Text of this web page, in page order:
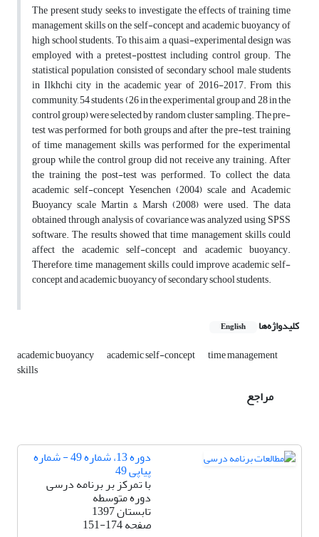
The present study seeks to investigate the effects of training time
management skills on the self-concept and academic buoyancy of
high school students. To this aim, a quasi-experimental design was
employed with a pretest-posttest including control group. The
statistical population consisted of secondary school male students
in Ilkhchi city in the academic year of 2016-2017. From this
community, 54 students (26 in the experimental group and 28 in the
control group) were selected by random cluster sampling. The pre-
test was performed for both groups and after the pre-test, training
of time management skills was performed for the experimental
group while the control group did not receive any training. After
the training the post-test was performed. To collect the data,
academic self-concept Yesenchen (2004) scale and Academic
Buoyancy scale Martin & Marsh (2008) were used. The data
obtained through analysis of covariance was analyzed using SPSS
software. The results showed that time management skills could
affect the academic self-concept and academic buoyancy.
Therefore, time management skills could improve academic self-
concept and academic buoyancy of secondary school students.
کلیدواژه‌ها English
academic buoyancy academic self-concept time management
skills
مراجع
دوره 13، شماره 49 - شماره
پیاپی 49
با تمرکز بر برنامه درسی
دوره متوسطه
تابستان 1397
صفحه151-174